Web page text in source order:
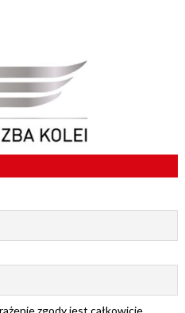
zgody jest całkowicie